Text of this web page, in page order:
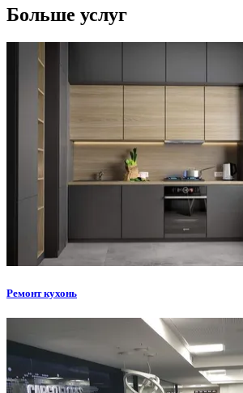
Больше услуг
Ремонт кухонь